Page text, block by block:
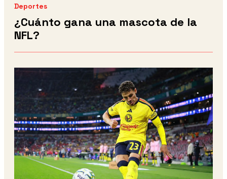
Deportes
¿Cuánto gana una mascota de la
NFL?